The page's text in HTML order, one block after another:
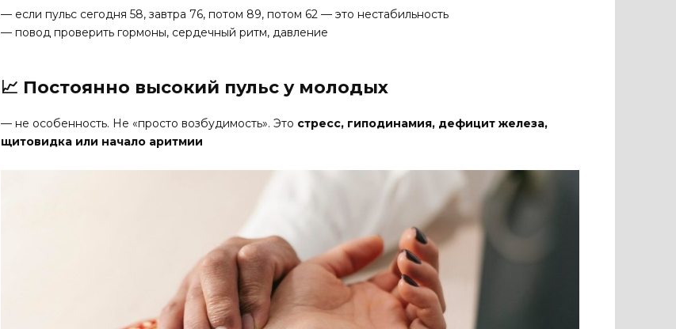
— если пульс сегодня 58, завтра 76, потом 89, потом 62 — это нестабильность
— повод проверить гормоны, сердечный ритм, давление
📈 Постоянно высокий пульс у молодых
— не особенность. Не «просто возбудимость». Это стресс, гиподинамия, дефицит железа,
щитовидка или начало аритмии